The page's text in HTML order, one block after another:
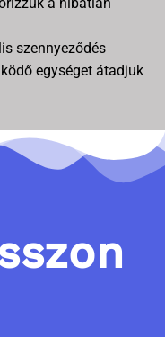
szennyeződés
egységet átadjuk